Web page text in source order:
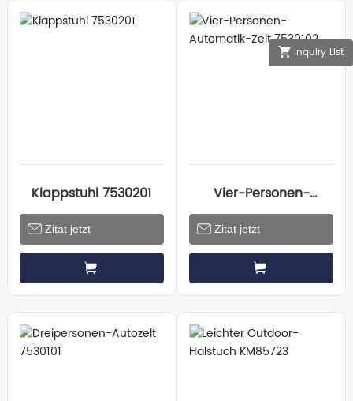
Inquiry List
Klappstuhl 7530201
Zitat jetzt
Vier-Personen-
Automatik-Zelt
7530102
Zitat jetzt